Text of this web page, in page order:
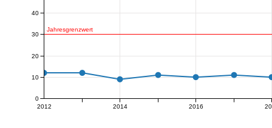
Jahresgrenzwert
2012 2014 2016
0
10
20
30
40